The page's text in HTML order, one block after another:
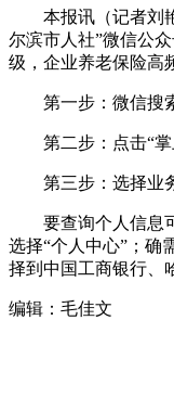
本报讯（记者刘
尔滨市人社”微信公
级，企业养老保险高
第一步：微信搜
第二步：点击“掌
第三步：选择业
要查询个人信息
选择“个人中心”；确
择到中国工商银行、
编辑：毛佳文